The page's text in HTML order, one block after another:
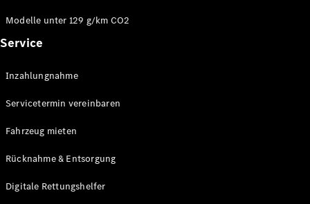
Modelle unter 129 g/km CO2
Service
Inzahlungnahme
Servicetermin vereinbaren
Fahrzeug mieten
Rücknahme & Entsorgung
Digitale Rettungshelfer